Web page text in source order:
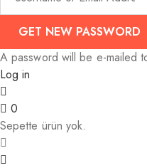
A password will be e-mailed
Log in
0
Sepette ürün yok.